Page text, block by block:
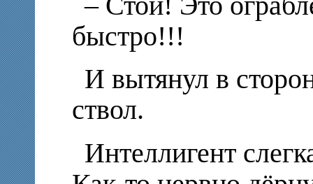
быстро!!!
И вытянул в
ствол.
Интеллигент